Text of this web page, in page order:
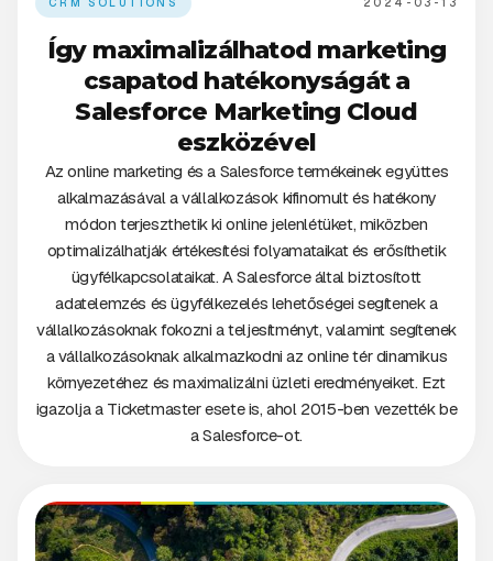
Így maximalizálhatod marketing
csapatod hatékonyságát a
Salesforce Marketing Cloud
eszközével
Az online marketing és a Salesforce termékeinek együttes
alkalmazásával a vállalkozások kifinomult és hatékony
módon terjeszthetik ki online jelenlétüket, miközben
optimalizálhatják értékesítési folyamataikat és erősíthetik
ügyfélkapcsolataikat. A Salesforce által biztosított
adatelemzés és ügyfélkezelés lehetőségei segítenek a
vállalkozásoknak fokozni a teljesítményt, valamint segítenek
a vállalkozásoknak alkalmazkodni az online tér dinamikus
környezetéhez és maximalizálni üzleti eredményeiket. Ezt
igazolja a Ticketmaster esete is, ahol 2015-ben vezették be
a Salesforce-ot.